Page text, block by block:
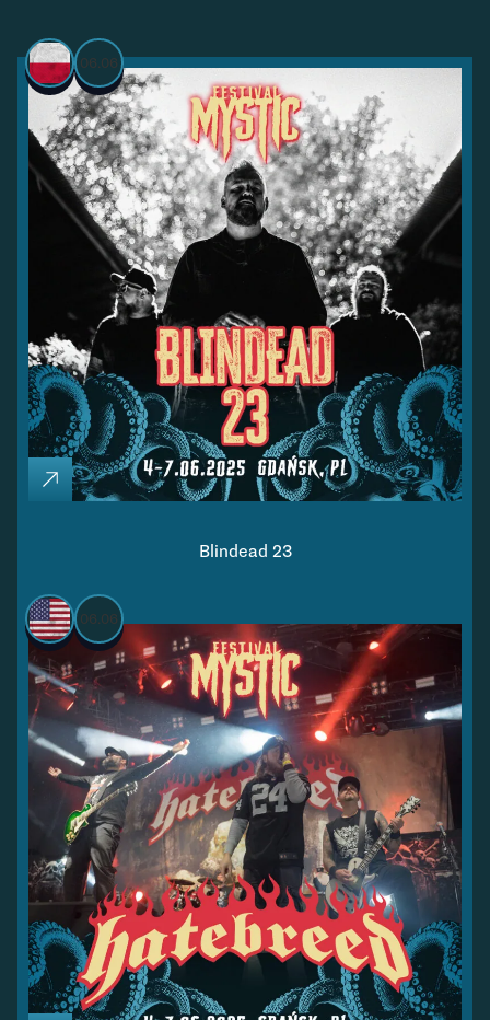
06.06
Blindead 23
06.06